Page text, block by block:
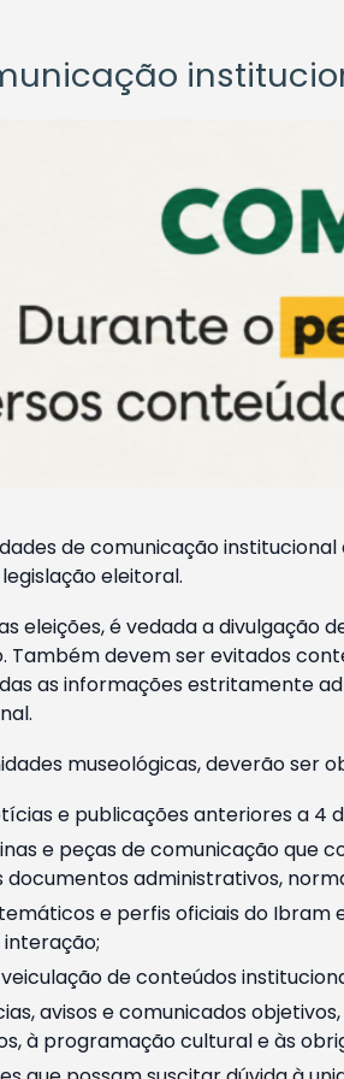
de comunicação
eleitoral.
eleições, é vedada a divulgação
Também devem ser evitados
as informações estritamente
museológicas, deverão ser
e publicações anteriores a 4
e peças de comunicação que
administrativos,
e perfis oficiais do Ibram
de conteúdos
avisos e comunicados
à programação cultural e às